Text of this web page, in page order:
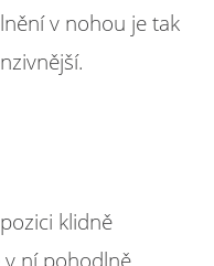
v nohou je tak
klidně
v ní pohodlně